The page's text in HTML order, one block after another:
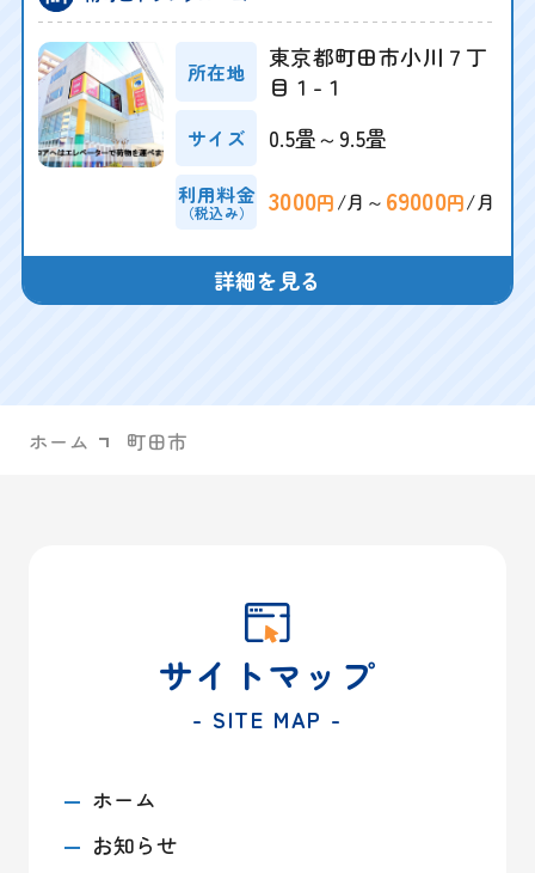
所在地
東京都町田市小川７丁
目１-１
サイズ 0.5畳～9.5畳
利用料金
（税込み） 3000円/月～ 69000円/月
詳細を見る
ホーム 町田市
サイトマップ
- SITE MAP -
ホーム
お知らせ